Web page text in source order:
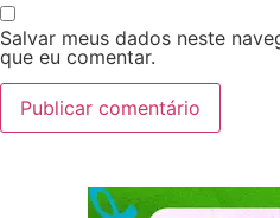
Salvar meus dados neste
que eu comentar.